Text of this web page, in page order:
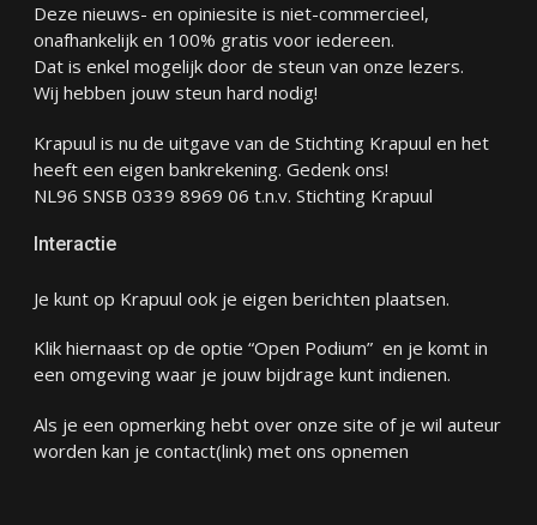
Deze nieuws- en opiniesite is niet-commercieel,
onafhankelijk en 100% gratis voor iedereen.
Dat is enkel mogelijk door de steun van onze lezers.
Wij hebben jouw steun hard nodig!
Krapuul is nu de uitgave van de Stichting Krapuul en het
heeft een eigen bankrekening. Gedenk ons!
NL96 SNSB 0339 8969 06 t.n.v. Stichting Krapuul
Interactie
Je kunt op Krapuul ook je eigen berichten plaatsen.
Klik hiernaast op de optie “Open Podium” en je komt in
een omgeving waar je jouw bijdrage kunt indienen.
Als je een opmerking hebt over onze site of je wil auteur
worden kan je contact(link) met ons opnemen